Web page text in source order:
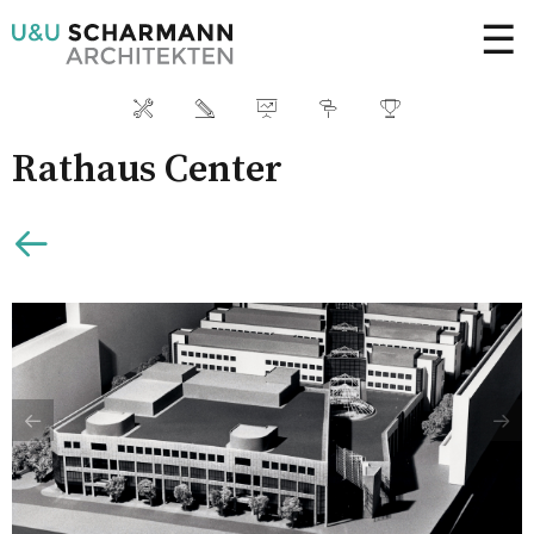
☰
Rathaus Center